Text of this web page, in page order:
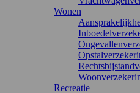
Wonen
Recreatie